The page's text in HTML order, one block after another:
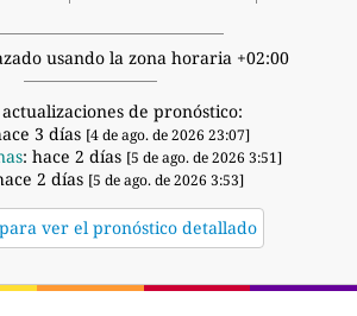
usando la zona horaria +02:00
de pronóstico:
3 días [4 de ago. de 2026 23:07]
: hace 2 días [5 de ago. de 2026 3:51]
2 días [5 de ago. de 2026 3:53]
ver el pronóstico detallado